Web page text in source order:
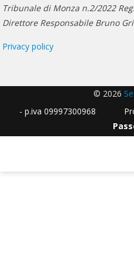
Tribunale di Monza n.2/2022
Direttore Responsabile Bruno
Privacy policy
© 2026
- p.iva 09997300968